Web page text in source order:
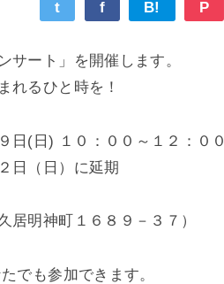
t f B! P
サート」を開催します。
れるひと時を！
日(日) １０：００～１２：００
（日）に延期
居明神町１６８９－３７）
でも参加できます。